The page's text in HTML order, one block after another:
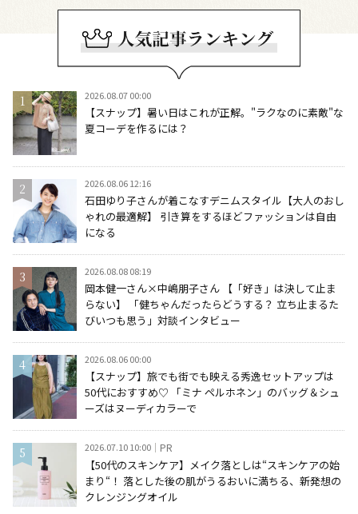
2026.08.07 00:00
【スナップ】暑い日はこれが正解。"ラクなのに素敵"な
夏コーデを作るには？
2026.08.06 12:16
石田ゆり子さんが着こなすデニムスタイル【大人のおし
ゃれの最適解】 引き算をするほどファッションは自由
になる
2026.08.08 08:19
岡本健一さん×中嶋朋子さん 【「好き」は決して止ま
らない】 「健ちゃんだったらどうする？ 立ち止まるた
びいつも思う」対談インタビュー
2026.08.06 00:00
【スナップ】旅でも街でも映える秀逸セットアップは
50代におすすめ♡ 「ミナ ペルホネン」のバッグ＆シュ
ーズはヌーディカラーで
2026.07.10 10:00 PR
【50代のスキンケア】メイク落としは“スキンケアの始
まり“！ 落とした後の肌がうるおいに満ちる、新発想の
クレンジングオイル